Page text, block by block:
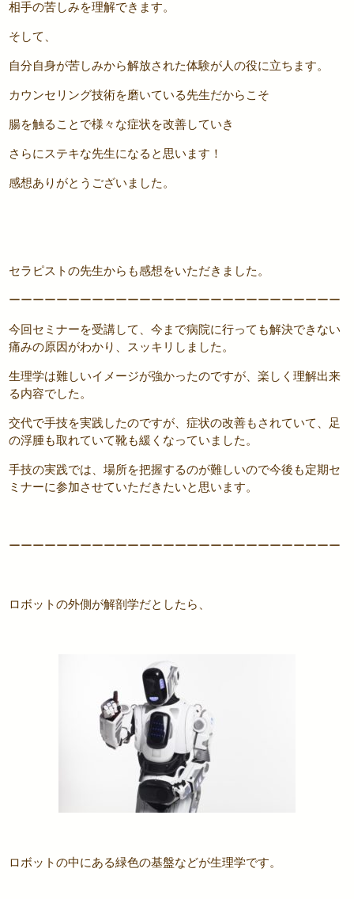
相手の苦しみを理解できます。
そして、
自分自身が苦しみから解放された体験が人の役に立ちます。
カウンセリング技術を磨いている先生だからこそ
腸を触ることで様々な症状を改善していき
さらにステキな先生になると思います！
感想ありがとうございました。
セラピストの先生からも感想をいただきました。
ーーーーーーーーーーーーーーーーーーーーーーーーーーーー
今回セミナーを受講して、今まで病院に行っても解決できない
痛みの原因がわかり、スッキリしました。
生理学は難しいイメージが強かったのですが、楽しく理解出来
る内容でした。
交代で手技を実践したのですが、症状の改善もされていて、足
の浮腫も取れていて靴も緩くなっていました。
手技の実践では、場所を把握するのが難しいので今後も定期セ
ミナーに参加させていただきたいと思います。
ーーーーーーーーーーーーーーーーーーーーーーーーーーーー
ロボットの外側が解剖学だとしたら、
ロボットの中にある緑色の基盤などが生理学です。